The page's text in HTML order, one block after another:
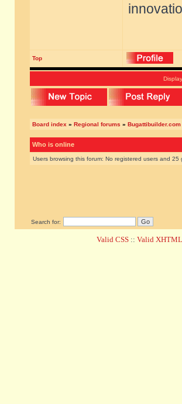
Top
Board index » Regional forums »
Who is online
Users browsing this forum: No registered users and 25
Search for:
Valid CSS :: Valid XHTML